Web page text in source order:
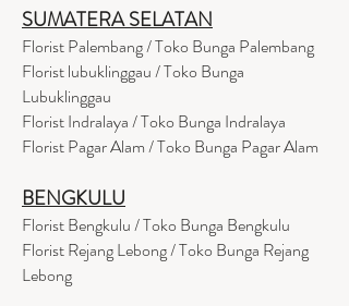
SUMATERA SELATAN
Florist Palembang / Toko Bunga Palembang
Florist lubuklinggau / Toko Bunga
Lubuklinggau
Florist Indralaya / Toko Bunga Indralaya
Florist Pagar Alam / Toko Bunga Pagar Alam
BENGKULU
Florist Bengkulu / Toko Bunga Bengkulu
Florist Rejang Lebong / Toko Bunga Rejang
Lebong